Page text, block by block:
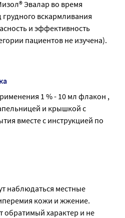
Эвалар во время
вскармливания
и эффективность
пациентов не изучена).
1 % - 10 мл флакон ,
и крышкой с
вместе с инструкцией по
наблюдаться местные
кожи и жжение.
характер и не